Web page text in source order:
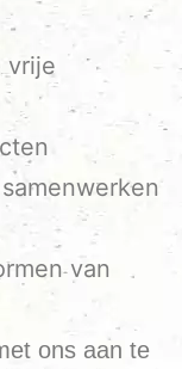
vrije
van
ons aan te